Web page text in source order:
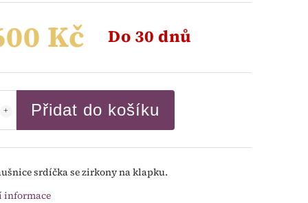
Kč Do 30 dnů
Přidat do košíku
srdíčka se zirkony na klapku.
informace